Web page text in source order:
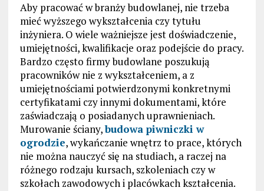
Aby pracować w branży budowlanej, nie trzeba
mieć wyższego wykształcenia czy tytułu
inżyniera. O wiele ważniejsze jest doświadczenie,
umiejętności, kwalifikacje oraz podejście do pracy.
Bardzo często firmy budowlane poszukują
pracowników nie z wykształceniem, a z
umiejętnościami potwierdzonymi konkretnymi
certyfikatami czy innymi dokumentami, które
zaświadczają o posiadanych uprawnieniach.
Murowanie ściany,budowa piwniczki w
ogrodzie, wykańczanie wnętrz to prace, których
nie można nauczyć się na studiach, a raczej na
różnego rodzaju kursach, szkoleniach czy w
szkołach zawodowych i placówkach kształcenia.